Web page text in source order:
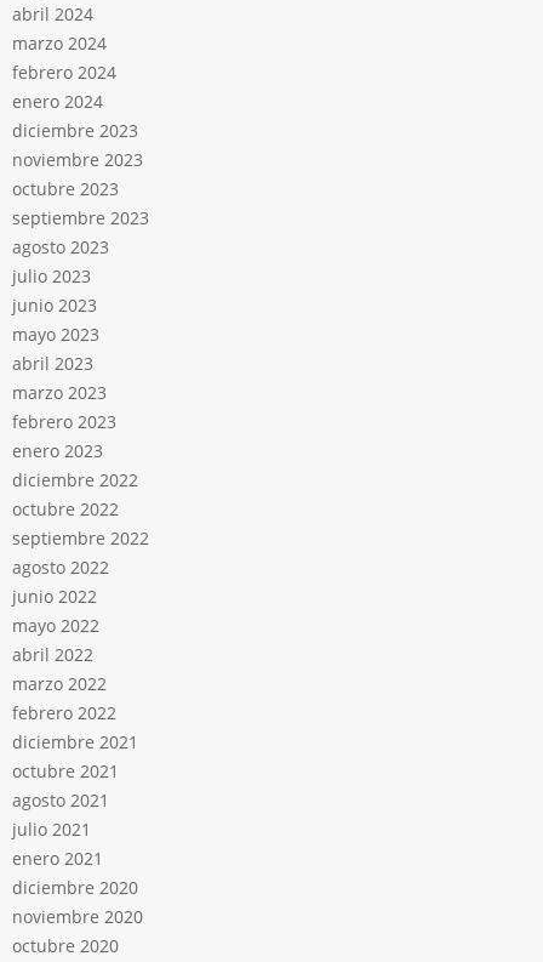
abril 2024
marzo 2024
febrero 2024
enero 2024
diciembre 2023
noviembre 2023
octubre 2023
septiembre 2023
agosto 2023
julio 2023
junio 2023
mayo 2023
abril 2023
marzo 2023
febrero 2023
enero 2023
diciembre 2022
octubre 2022
septiembre 2022
agosto 2022
junio 2022
mayo 2022
abril 2022
marzo 2022
febrero 2022
diciembre 2021
octubre 2021
agosto 2021
julio 2021
enero 2021
diciembre 2020
noviembre 2020
octubre 2020